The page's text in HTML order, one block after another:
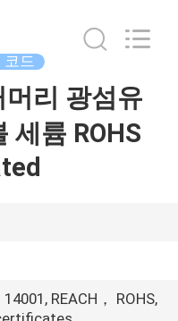
드
리 광섬유
세륨 ROHS
REACH， ROHS,